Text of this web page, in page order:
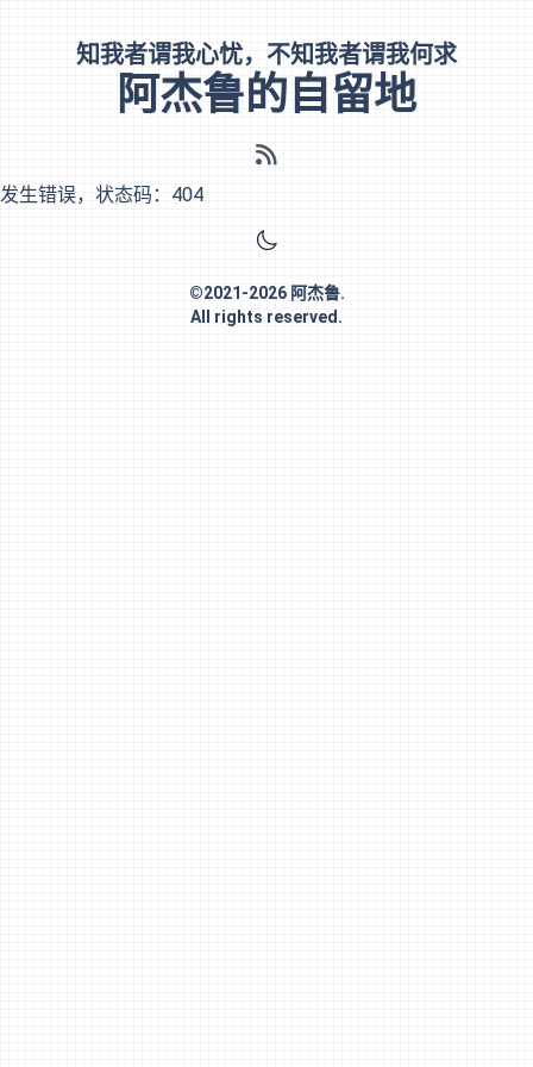
阿杰鲁的自留地
知我者谓我心忧，不知我者谓我何求
发生错误，状态码： 404
©2021-2026 阿杰鲁.
All rights reserved.